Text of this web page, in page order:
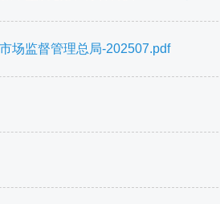
场监督管理总局-202507.pdf